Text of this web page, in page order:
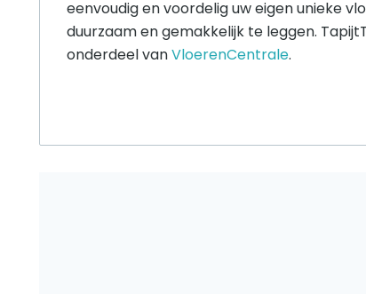
eenvoudig en voordelig uw eigen unieke
duurzaam en gemakkelijk te leggen.
onderdeel vanVloerenCentrale.